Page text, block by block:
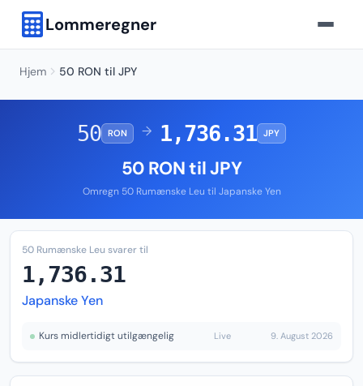
Lommeregner
Hjem 50 RON til JPY
50 RON → 1,736.31 JPY
50 RON til JPY
Omregn 50 Rumænske Leu til Japanske Yen
50 Rumænske Leu svarer til
1,736.31
Japanske Yen
Kurs midlertidigt utilgængelig Live 9. August 2026